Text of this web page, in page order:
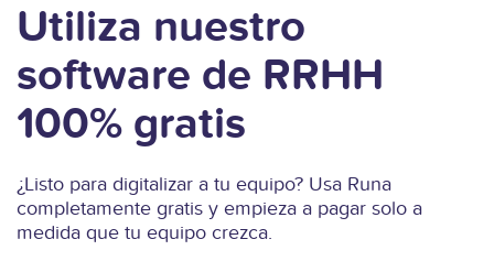
Utiliza nuestro
software de RRHH
100% gratis
¿Listo para digitalizar a tu equipo? Usa Runa
completamente gratis y empieza a pagar solo a
medida que tu equipo crezca.